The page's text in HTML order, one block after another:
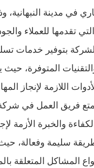
في مدينة النبهانية،
تقدمها للعملاء
بتوفير خدمات
المتوفرة، حيث
اللازمة لإنجاز
فريق العمل في
والخبرة الأزمة
سليمة وفعالة،
المشاكل المتعلقة